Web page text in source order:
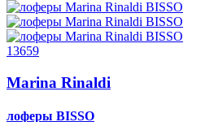
13659
Marina Rinaldi
лоферы BISSO